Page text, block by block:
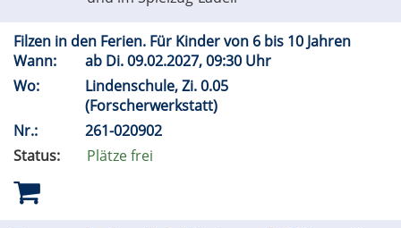
Filzen in den Ferien. Für Kinder von 6 bis 10 Jahren
Wann:
ab Di.09.02.2027, 09:30 Uhr
Wo:
Lindenschule, Zi. 0.05
(Forscherwerkstatt)
Nr.:
261-020902
Status:
Plätze frei